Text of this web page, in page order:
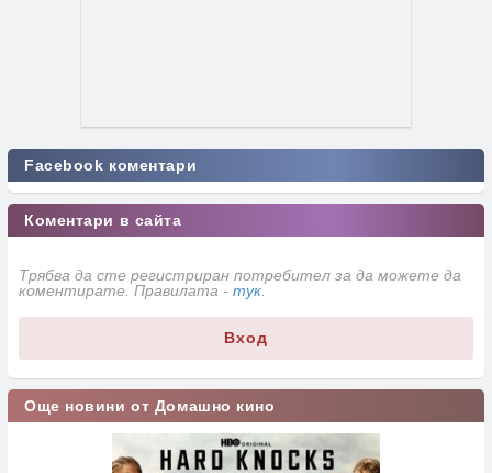
Facebook коментари
Коментари в сайта
Трябва да сте регистриран потребител за да можете да
коментирате. Правилата - тук.
Вход
Още новини от Домашно кино